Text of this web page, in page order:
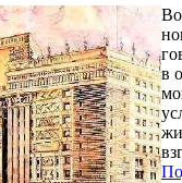
в